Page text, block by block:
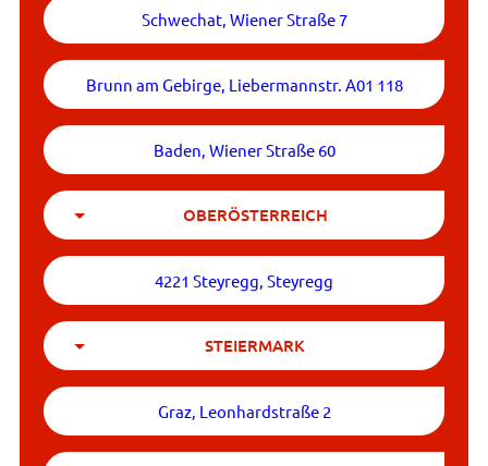
Schwechat, Wiener Straße 7
Brunn am Gebirge, Liebermannstr. A01 118
Baden, Wiener Straße 60
OBERÖSTERREICH
4221 Steyregg, Steyregg
STEIERMARK
Graz, Leonhardstraße 2